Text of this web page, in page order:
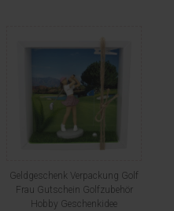
Geldgeschenk Verpackung Golf
Frau Gutschein Golfzubehör
Hobby Geschenkidee